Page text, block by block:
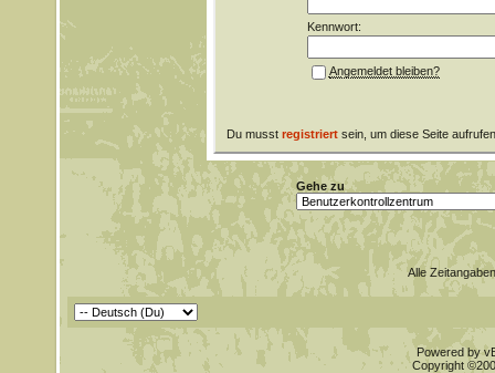
Kennwort:
Angemeldet bleiben?
Du musst registriertsein, um diese Seite
Gehe zu
Alle
Powered by
Copyright